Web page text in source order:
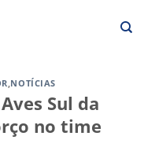
,NOTÍCIAS
Sul da
no time